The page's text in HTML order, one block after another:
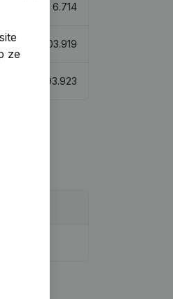
6.714
303.919
93.923
ze